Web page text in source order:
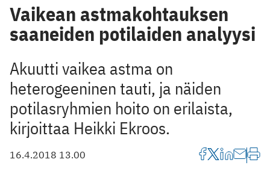
Vaikean astmakohtauksen
saaneiden potilaiden analyysi
Akuutti vaikea astma on
heterogeeninen tauti, ja näiden
potilasryhmien hoito on erilaista,
kirjoittaa Heikki Ekroos.
16.4.2018 13.00